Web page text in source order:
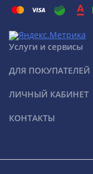
Услуги и сервисы
ДЛЯ ПОКУПАТЕЛЕЙ
ЛИЧНЫЙ КАБИНЕТ
КОНТАКТЫ